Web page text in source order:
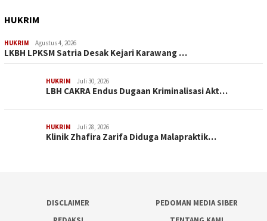
HUKRIM
HUKRIM Agustus 4, 2026
LKBH LPKSM Satria Desak Kejari Karawang …
HUKRIM Juli 30, 2026
LBH CAKRA Endus Dugaan Kriminalisasi Akt…
HUKRIM Juli 28, 2026
Klinik Zhafira Zarifa Diduga Malapraktik…
DISCLAIMER
PEDOMAN MEDIA SIBER